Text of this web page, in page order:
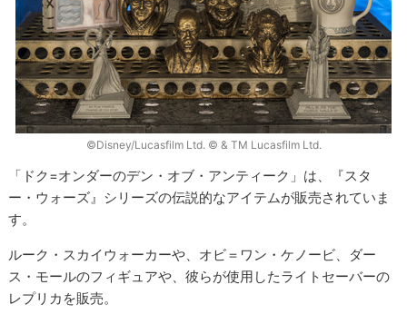
©Disney/Lucasfilm Ltd. © & TM Lucasfilm Ltd.
「ドク=オンダーのデン・オブ・アンティーク」は、『スタ
ー・ウォーズ』シリーズの伝説的なアイテムが販売されていま
す。
ルーク・スカイウォーカーや、オビ＝ワン・ケノービ、ダー
ス・モールのフィギュアや、彼らが使用したライトセーバーの
レプリカを販売。